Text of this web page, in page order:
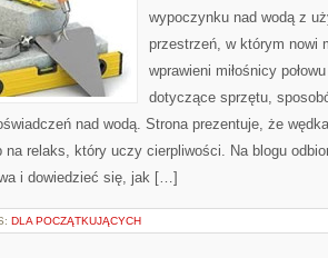
wypoczynku nad wodą z
przestrzeń, w którym nowi
wprawieni miłośnicy
dotyczące sprzętu,
nad wodą. Strona prezentuje, że
na relaks, który uczy cierpliwości. Na blogu
i dowiedzieć się, jak […]
DLA POCZĄTKUJĄCYCH